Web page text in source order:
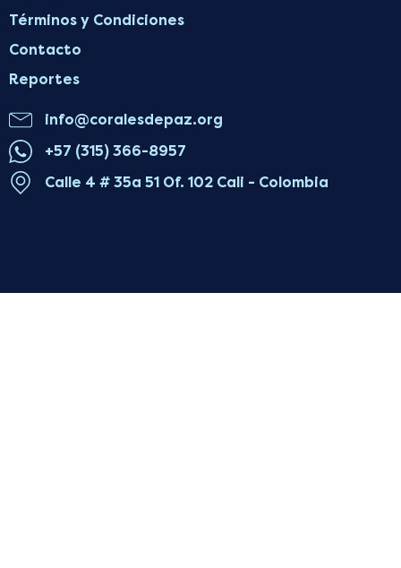
Términos y Condiciones
Contacto
Reportes
info@coralesdepaz.org
+57 (315) 366-8957‬
Calle 4 # 35a 51 Of. 102 Cali - Colombia